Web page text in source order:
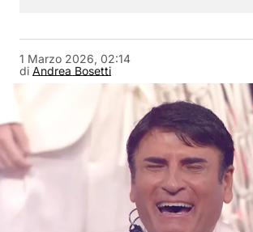
di Andrea Bosetti
1 Marzo 2026, 02:14